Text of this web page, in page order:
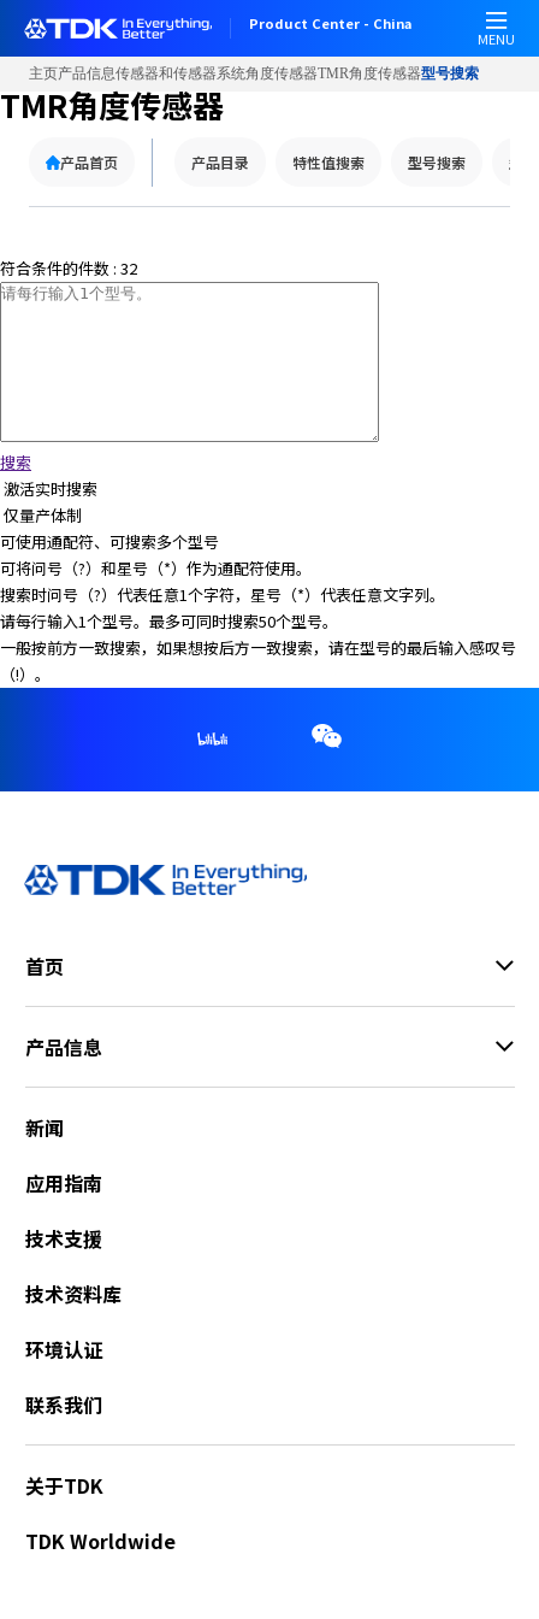
Product Center - China
MENU
主页产品信息传感器和传感器系统角度传感器TMR角度传感器型号搜索
TMR角度传感器
产品首页 产品目录 特性值搜索 型号搜索 型
符合条件的件数 : 32
搜索
激活实时搜索
仅量产体制
可使用通配符、可搜索多个型号
可将问号（?）和星号（*）作为通配符使用。
搜索时问号（?）代表任意1个字符，星号（*）代表任意文字列。
请每行输入1个型号。最多可同时搜索50个型号。
一般按前方一致搜索，如果想按后方一致搜索，请在型号的最后输入感叹号
（!）。
首页
产品信息
新闻
应用指南
技术支援
技术资料库
环境认证
联系我们
关于TDK
TDK Worldwide